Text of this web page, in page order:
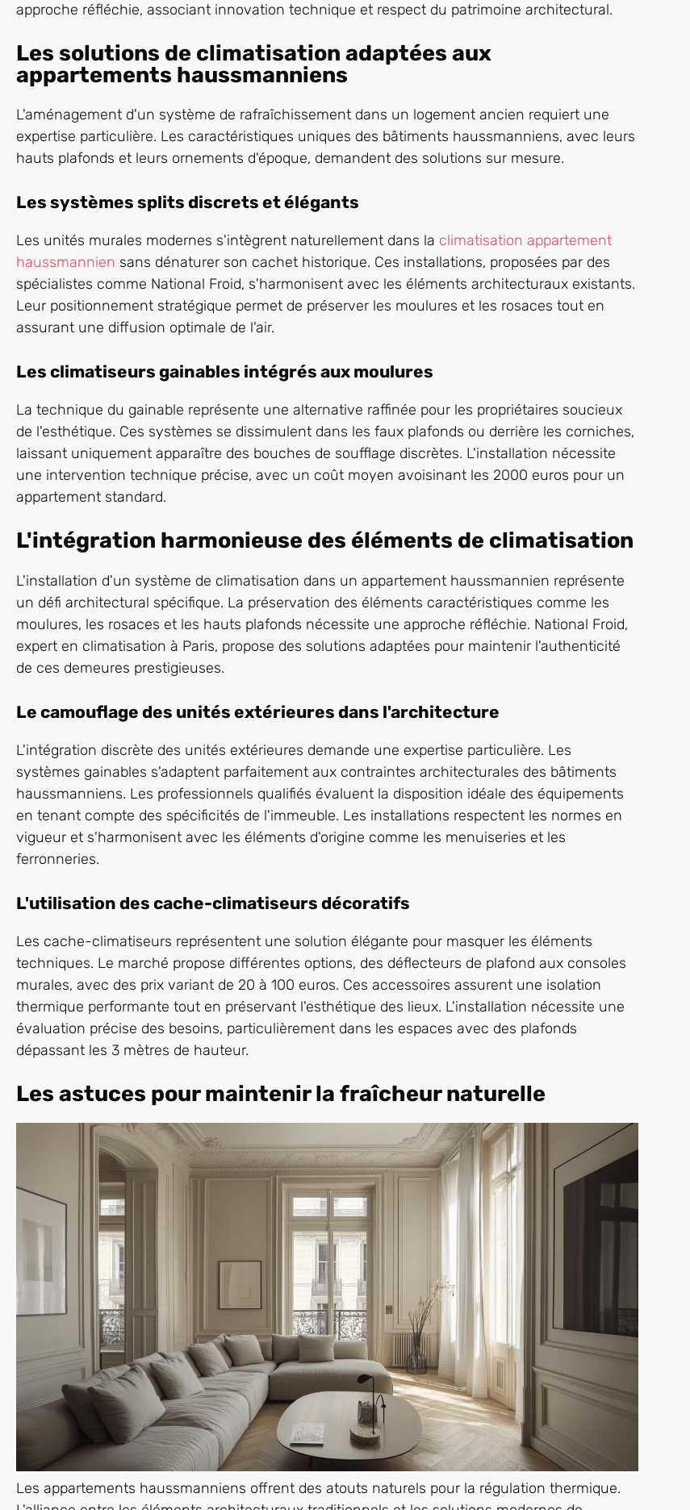
approche réfléchie, associant innovation technique et respect du patrimoine architectural.
Les solutions de climatisation adaptées aux
appartements haussmanniens
L'aménagement d'un système de rafraîchissement dans un logement ancien requiert une
expertise particulière. Les caractéristiques uniques des bâtiments haussmanniens, avec leurs
hauts plafonds et leurs ornements d'époque, demandent des solutions sur mesure.
Les systèmes splits discrets et élégants
Les unités murales modernes s'intègrent naturellement dans la climatisation appartement
haussmannien sans dénaturer son cachet historique. Ces installations, proposées par des
spécialistes comme National Froid, s'harmonisent avec les éléments architecturaux existants.
Leur positionnement stratégique permet de préserver les moulures et les rosaces tout en
assurant une diffusion optimale de l'air.
Les climatiseurs gainables intégrés aux moulures
La technique du gainable représente une alternative raffinée pour les propriétaires soucieux
de l'esthétique. Ces systèmes se dissimulent dans les faux plafonds ou derrière les corniches,
laissant uniquement apparaître des bouches de soufflage discrètes. L'installation nécessite
une intervention technique précise, avec un coût moyen avoisinant les 2000 euros pour un
appartement standard.
L'intégration harmonieuse des éléments de climatisation
L'installation d'un système de climatisation dans un appartement haussmannien représente
un défi architectural spécifique. La préservation des éléments caractéristiques comme les
moulures, les rosaces et les hauts plafonds nécessite une approche réfléchie. National Froid,
expert en climatisation à Paris, propose des solutions adaptées pour maintenir l'authenticité
de ces demeures prestigieuses.
Le camouflage des unités extérieures dans l'architecture
L'intégration discrète des unités extérieures demande une expertise particulière. Les
systèmes gainables s'adaptent parfaitement aux contraintes architecturales des bâtiments
haussmanniens. Les professionnels qualifiés évaluent la disposition idéale des équipements
en tenant compte des spécificités de l'immeuble. Les installations respectent les normes en
vigueur et s'harmonisent avec les éléments d'origine comme les menuiseries et les
ferronneries.
L'utilisation des cache-climatiseurs décoratifs
Les cache-climatiseurs représentent une solution élégante pour masquer les éléments
techniques. Le marché propose différentes options, des déflecteurs de plafond aux consoles
murales, avec des prix variant de 20 à 100 euros. Ces accessoires assurent une isolation
thermique performante tout en préservant l'esthétique des lieux. L'installation nécessite une
évaluation précise des besoins, particulièrement dans les espaces avec des plafonds
dépassant les 3 mètres de hauteur.
Les astuces pour maintenir la fraîcheur naturelle
Les appartements haussmanniens offrent des atouts naturels pour la régulation thermique.